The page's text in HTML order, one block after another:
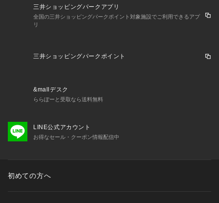
三井ショッピングパークアプリ
全国の三井ショッピングパークポイント対象施設でご利用できるアプ
リ
三井ショッピングパークポイント
&mallデスク
ららぽーと受取なら送料無料
LINE公式アカウント
お得なセール・クーポン情報配信中
初めての方へ